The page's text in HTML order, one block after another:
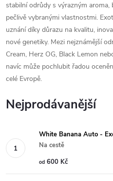
stabilní odrůdy s výrazným
pečlivě vybranými vlastnostmi.
uznání díky důrazu na kvalitu,
nové genetiky. Mezi nejznámější
Cream, Herz OG, Black Lemon
navíc může pochlubit řadou
celé Evropě.
Nejprodávanější
White Banana Auto -
Na cestě
od 600 Kč